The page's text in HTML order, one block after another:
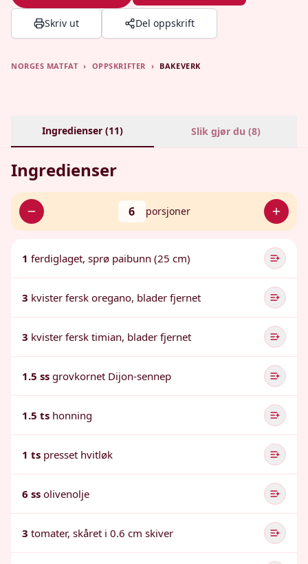
Skriv ut Del oppskrift
NORGES MATFAT › OPPSKRIFTER › BAKEVERK
Ingredienser (11) Slik gjør du (8)
Ingredienser
6 porsjoner
1 ferdiglaget, sprø paibunn (25 cm)
3 kvister fersk oregano, blader fjernet
3 kvister fersk timian, blader fjernet
1.5 ss grovkornet Dijon-sennep
1.5 ts honning
1 ts presset hvitløk
6 ss olivenolje
3 tomater, skåret i 0.6 cm skiver